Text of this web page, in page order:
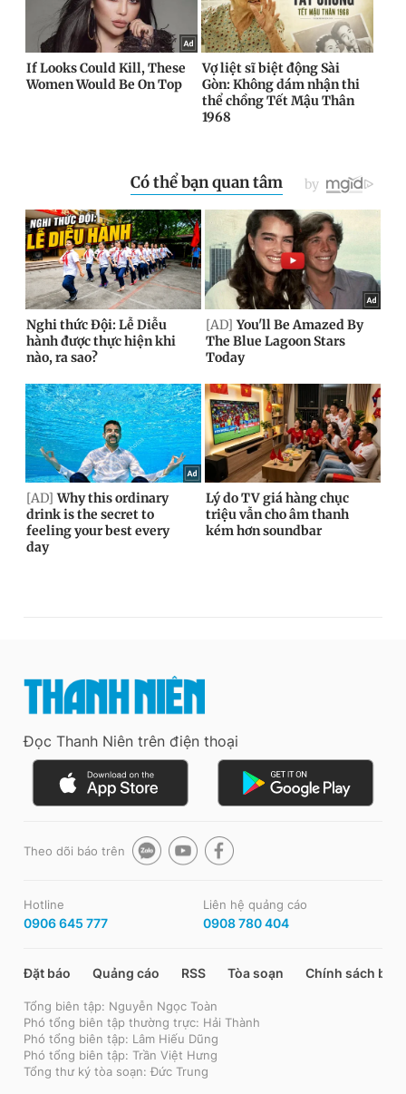
Đọc Thanh Niên trên điện thoại
Theo dõi báo trên
Hotline
0906 645 777
Liên hệ quảng cáo
0908 780 404
Đặt báo Quảng cáo RSS Tòa soạn Chính sách bảo
Tổng biên tập: Nguyễn Ngọc Toàn
Phó tổng biên tập thường trực: Hải Thành
Phó tổng biên tập: Lâm Hiếu Dũng
Phó tổng biên tập: Trần Việt Hưng
Tổng thư ký tòa soạn: Đức Trung